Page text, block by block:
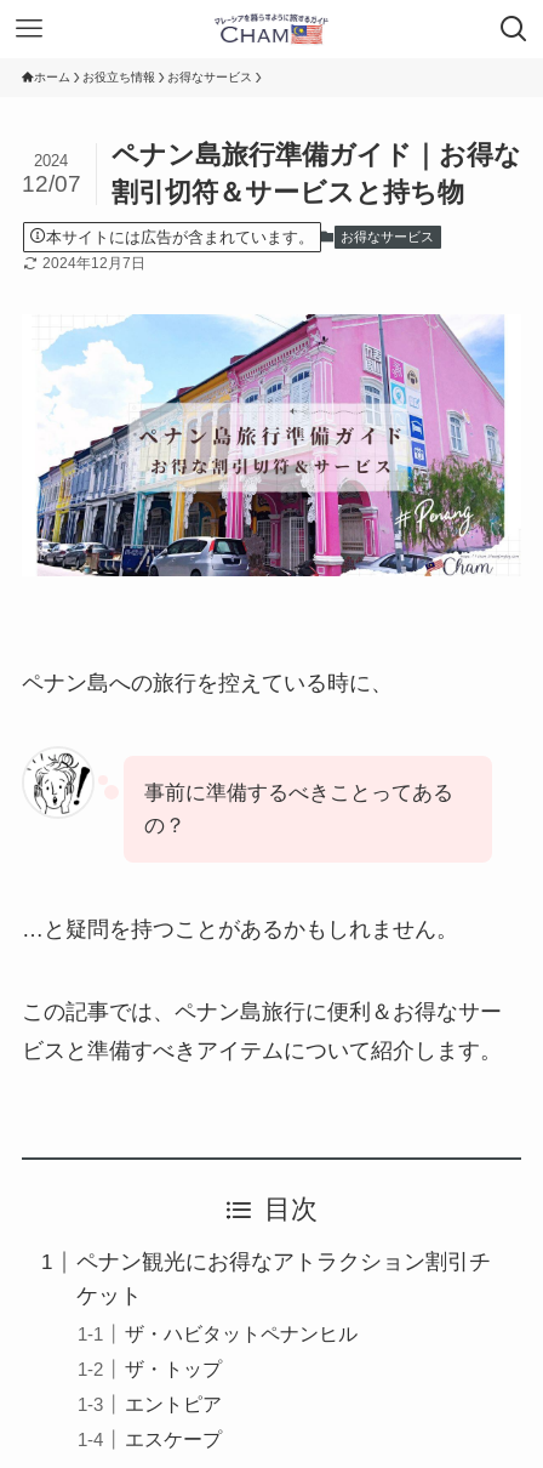
ホーム お役立ち情報 お得なサービス
ペナン島旅行準備ガイド｜お得な
割引切符＆サービスと持ち物
2024
12/07
本サイトには広告が含まれています。 お得なサービス
2024年12月7日
ペナン島への旅行を控えている時に、
事前に準備するべきことってある
の？
…と疑問を持つことがあるかもしれません。
この記事では、ペナン島旅行に便利＆お得なサー
ビスと準備すべきアイテムについて紹介します。
目次
ペナン観光にお得なアトラクション割引チ
ケット
ザ・ハビタットペナンヒル
ザ・トップ
エントピア
エスケープ